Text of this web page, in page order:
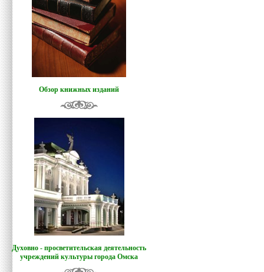
Обзор книжных изданий
Духовно - просветительская деятельность
учреждений культуры города Омска